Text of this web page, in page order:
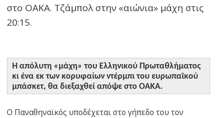
στο ΟΑΚΑ. Τζάμπολ στην «αιώνια» μάχη στις
20:15.
Η απόλυτη «μάχη» του Ελληνικού Πρωταθλήματος
κι ένα εκ των κορυφαίων ντέρμπι του ευρωπαϊκού
μπάσκετ, θα διεξαχθεί απόψε στο ΟΑΚΑ.
Ο Παναθηναϊκός υποδέχεται στο γήπεδο του τον